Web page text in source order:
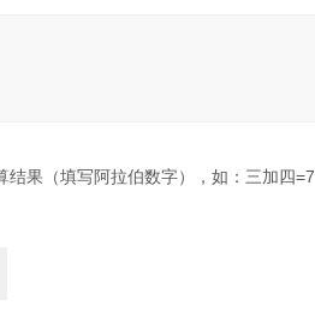
结果（填写阿拉伯数字），如：三加四=7